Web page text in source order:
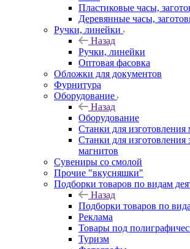
Пластиковые часы,
Деревянные часы,
Ручки, линейки
Назад
Ручки, линейки
Оптовая фасовка
Обложки для документов
Фурнитура
Оборудование
Назад
Оборудование
Станки для изготовления
Станки для изготовления
магнитов
Сувениры со смолой
Прочие "вкусняшки"
Подборки товаров по видам
Назад
Подборки товаров по
Реклама
Товары под
Туризм